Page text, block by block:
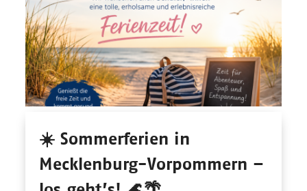
☀️ Sommerferien in
Mecklenburg-Vorpommern –